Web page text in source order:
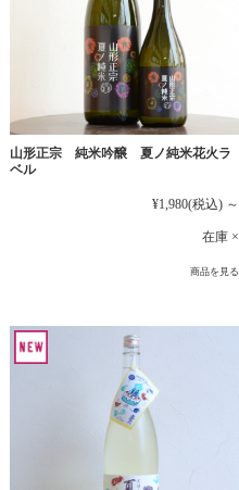
山形正宗 純米吟醸 夏ノ純米花火ラ
ベル
¥1,980(税込) ～
在庫 ×
商品を見る